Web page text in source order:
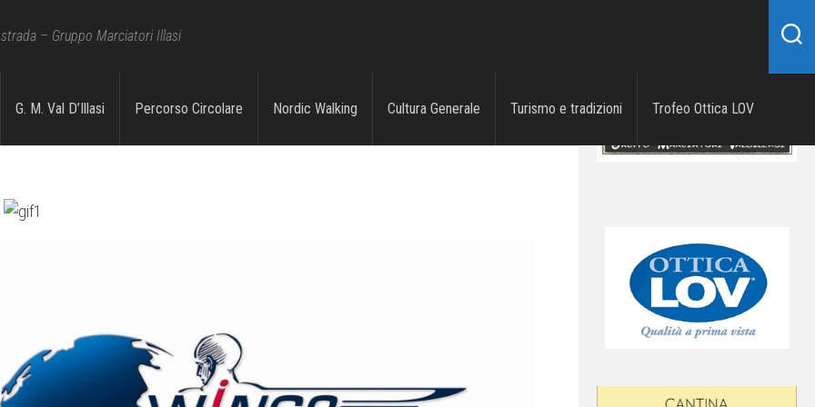
– Gruppo Marciatori Illasi
G. M. Val D’Illasi Percorso Circolare Nordic Walking Cultura Generale Turismo e tradizioni Trofeo Ottica LOV